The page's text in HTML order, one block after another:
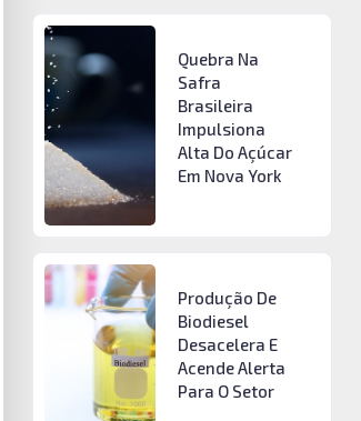
Quebra Na
Safra
Brasileira
Impulsiona
Alta Do Açúcar
Em Nova York
Produção De
Biodiesel
Desacelera E
Acende Alerta
Para O Setor